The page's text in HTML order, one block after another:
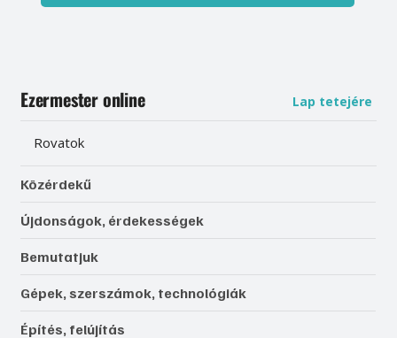
Ezermester online Lap tetejére
Rovatok
Közérdekű
Újdonságok, érdekességek
Bemutatjuk
Gépek, szerszámok, technológiák
Építés, felújítás